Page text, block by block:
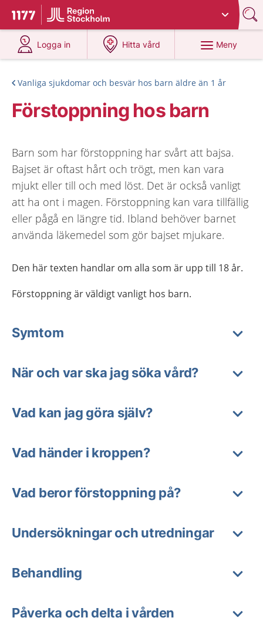
Till startsidan för 1177
Du har valt region
Logga in
på 1177.se
Hitta vård
på 1177.se
Meny
Vanliga sjukdomar och besvär hos barn äldre än 1 år
Förstoppning hos barn
Barn som har förstoppning har svårt att bajsa.
Bajset är oftast hårt och trögt, men kan vara
mjukt eller till och med löst. Det är också vanligt
att ha ont i magen. Förstoppning kan vara tillfällig
eller pågå en längre tid. Ibland behöver barnet
använda läkemedel som gör bajset mjukare.
Den här texten handlar om alla som är upp till 18 år.
Förstoppning är väldigt vanligt hos barn.
Symtom
När och var ska jag söka vård?
Vad kan jag göra själv?
Vad händer i kroppen?
Vad beror förstoppning på?
Undersökningar och utredningar
Behandling
Påverka och delta i vården